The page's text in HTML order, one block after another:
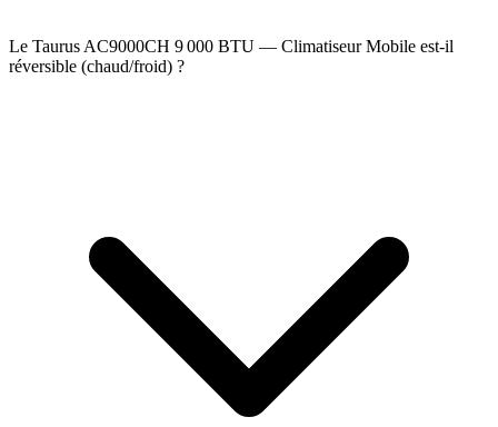
Le Taurus AC9000CH 9 000 BTU — Climatiseur Mobile est-il
réversible (chaud/froid) ?